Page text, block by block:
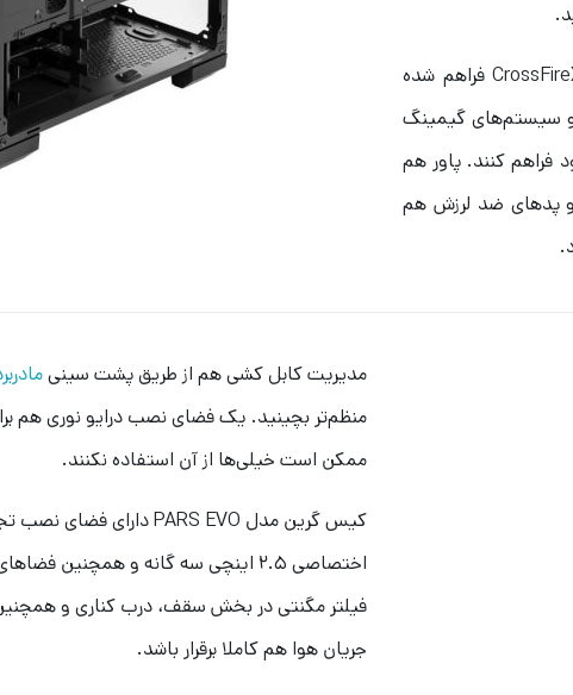
پشتیبانی از پیکربندی‌های دو راهه و سه راهه هم برای SLI و CrossFireX فراهم شده
کولر ۱۶۰ میلی‌متر بوده و سیستم‌های گیمینگ
فراهم کنند. پاور هم
پدهای ضد لرزش هم
مدیریت کابل کشی هم از طریق پشت سینی
منظم‌تر بچینید. یک فضای نصب درایو نوری هم
ممکن است خیلی‌ها از آن استفاده نکنند.
فیلتر مگنتی در بخش سقف، درب کناری و
جریان هوا هم کاملا برقرار باشد.